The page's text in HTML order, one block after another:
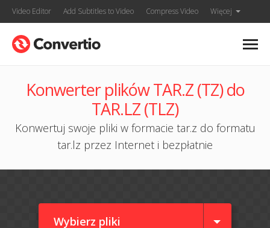
Video Editor Add Subtitles to Video Compress Video Więcej
Konwerter plików TAR.Z (TZ) do
TAR.LZ (TLZ)
Konwertuj swoje pliki w formacie tar.z do formatu
tar.lz przez Internet i bezpłatnie
Wybierz pliki